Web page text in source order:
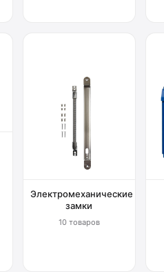
Электромеханические
замки
10 товаров